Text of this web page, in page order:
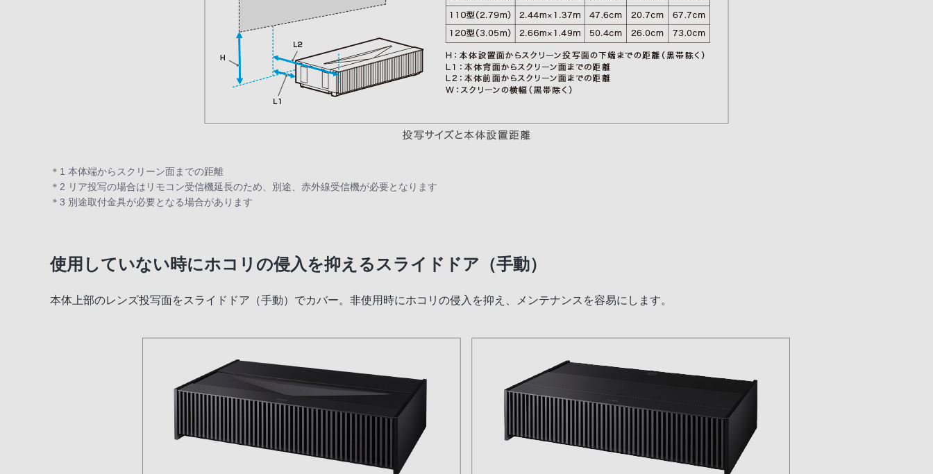
＊1 本体端からスクリーン面までの距離
＊2 リア投写の場合はリモコン受信機延長のため、別途、赤外線受信機が必要となります
＊3 別途取付金具が必要となる場合があります
使用していない時にホコリの侵入を抑えるスライドドア（手動）
本体上部のレンズ投写面をスライドドア（手動）でカバー。非使用時にホコリの侵入を抑え、メンテナンスを容易にします。